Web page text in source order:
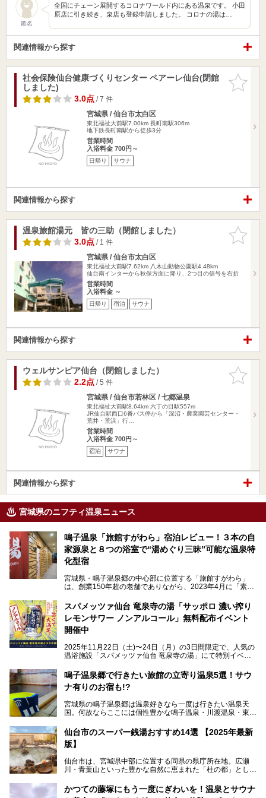
匿名
全国にチェーン展開するコロナワールド内にある温泉です。 小田
原店に引き続き、泉店も登録申請しました。 コロナの湯は…
関連情報から探す
お気に入
りに追加
社会保険仙台健康づくりセンター ペアーレ仙台(閉館
しました)
3.0点/ 7 件
宮城県 / 仙台市太白区
東北福祉大前駅7.00km 長町南駅306m
地下鉄長町南駅から徒歩3分
営業時間
入浴料金 700円～
日帰り サウナ
関連情報から探す
お気に入
りに追加
温泉旅館湯元 皆の三助（閉館しました）
3.0点/ 1 件
宮城県 / 仙台市太白区
東北福祉大前駅7.62km 八木山動物公園駅4.48km
仙台南インターから秋保方面に降り、2つ目の信号を右折
営業時間
入浴料金 ～
日帰り 宿泊 サウナ
関連情報から探す
お気に入
りに追加
ウェルサンピア仙台（閉館しました）
2.2点/ 5 件
宮城県 / 仙台市若林区 / 七郷温泉
東北福祉大前駅8.64km 六丁の目駅557m
JR仙台駅西口6番バス停から「深沼・農業園芸センター・
荒井・荒浜」行…
営業時間
入浴料金 700円～
宿泊 サウナ
関連情報から探す
宮城県のニフティ温泉ニュース
鳴子温泉「旅館すがわら」宿泊レビュー！３本の自
家源泉と８つの浴室で“湯めぐり三昧”可能な温泉特
化型宿
宮城県・鳴子温泉郷の中心部に位置する「旅館すがわら」
は、創業150年超の老舗でありながら、2023年4月に「素泊
を利用したサウナも新設され、温泉ファン・サウナ―双方に
注目のスポットです。
特筆すべきは、館内で完結する圧倒的な「湯めぐり」のバリ
エーション。“温泉のデパート”・“東の横綱”と称される鳴子
温泉郷の中でも、3本の異なる自家源泉を使い分けるその実
力は折り紙付き。実際に宿泊した筆者が、“温泉”を中心にそ
の全貌を詳細レビューします！
スパメッツァ仙台 竜泉寺の湯「サッポロ 濃い搾り
レモンサワー ノンアルコール」無料配布イベント
開催中
2025年11月22日（土)〜24日（月）の3日間限定で、人気の
温浴施設「スパメッツァ仙台 竜泉寺の湯」にて特別イベン
「サッポロ 濃い搾りレモンサワー ノンアルコール」を無料
配布します。さらにSNS投稿で「サッポロ 濃い搾りグレフ
ルサワー ノンアルコール」もプレゼント。湯上がりにぴっ
ー
提供元：サッポロビール【PR】
鳴子温泉郷で行きたい旅館の立寄り温泉5選！サウ
ナ有りのお宿も!?
宮城県の鳴子温泉郷は温泉好きなら一度は行きたい温泉天
国。何故ならここには個性豊かな鳴子温泉・川渡温泉・東鳴
硫黄泉、塩化物泉、硫酸塩泉、炭酸水素塩泉などと多様な泉
質がそろっているからです。
の旅館・ホテルも立ち寄り入浴に門戸を開いてくれていま
す。
今回はそんな旅館の中から、おすすめしたい5ヶ所の温泉を
セレクトしてみました。うち3ヶ所はサウナも楽しめます。
仙台市のスーパー銭湯おすすめ14選 【2025年最新
版】
仙台市は、宮城県中部に位置する同県の県庁所在地。広瀬
川・青葉山といった豊かな自然に恵まれた「杜の都」として
人気です。新幹線を使えば都心から1時間30分とアクセスも
よく、気軽に訪れやすい地方都市の1つです。
かつての藤塚にもう一度にぎわいを！温泉とサウナ